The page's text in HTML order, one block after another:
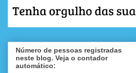
Número de pessoas registradas
neste blog. Veja o contador
automático: